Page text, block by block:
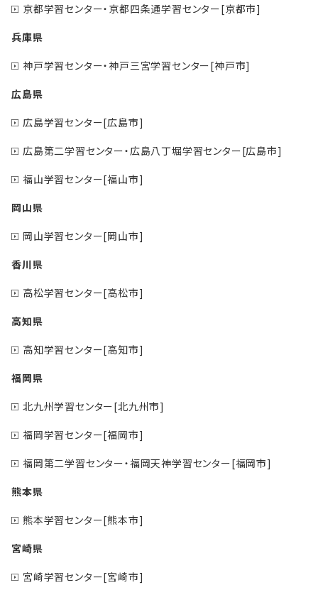
京都学習センター・京都四条通学習センター[京都市]
兵庫県
神戸学習センター・神戸三宮学習センター[神戸市]
広島県
広島学習センター[広島市]
広島第二学習センター・広島八丁堀学習センター[広島市]
福山学習センター[福山市]
岡山県
岡山学習センター[岡山市]
香川県
高松学習センター[高松市]
高知県
高知学習センター[高知市]
福岡県
北九州学習センター[北九州市]
福岡学習センター[福岡市]
福岡第二学習センター・福岡天神学習センター[福岡市]
熊本県
熊本学習センター[熊本市]
宮崎県
宮崎学習センター[宮崎市]